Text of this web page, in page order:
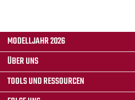
MODELLJAHR 2026
ÜBER UNS
TOOLS UND RESSOURCEN